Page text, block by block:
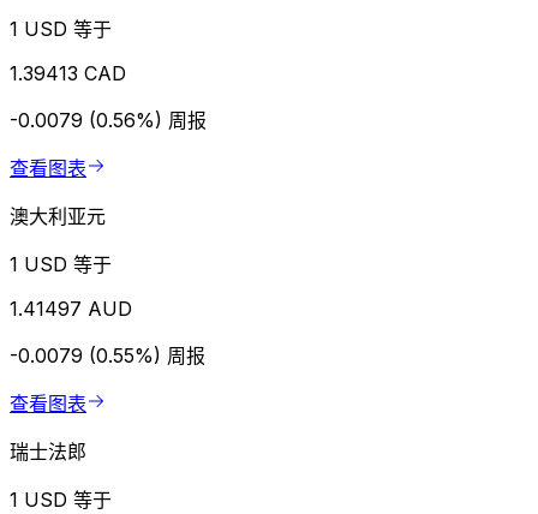
1 USD 等于
1.39413 CAD
-0.0079 (0.56%) 周报
查看图表
澳大利亚元
1 USD 等于
1.41497 AUD
-0.0079 (0.55%) 周报
查看图表
瑞士法郎
1 USD 等于